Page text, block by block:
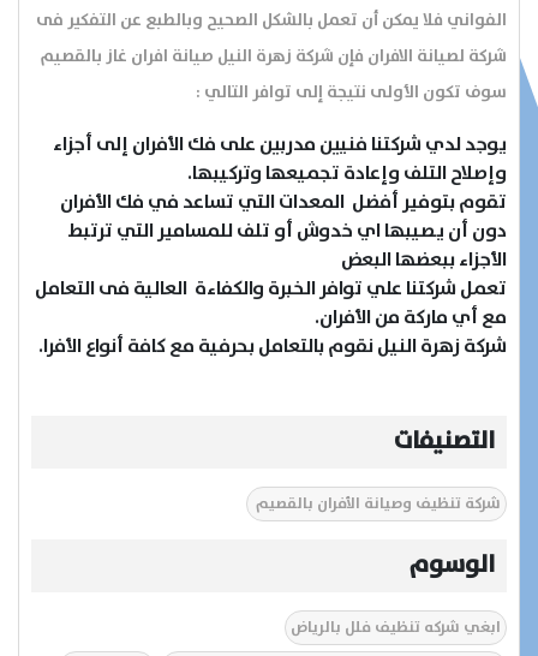
الفواني فلا يمكن أن تعمل بالشكل الصحيح وبالطبع عن التفكير فى
شركة لصيانة الافران فإن شركة زهرة النيل صيانة افران غاز بالقصيم
سوف تكون الأولى نتيجة إلى توافر التالي :
يوجد لدي شركتنا فنيين مدربين على فك الأفران إلى أجزاء
وإصلاح التلف وإعادة تجميعها وتركيبها.
تقوم بتوفير أفضل المعدات التي تساعد في فك الأفران
دون أن يصيبها اي خدوش أو تلف للمسامير التي ترتبط
الأجزاء ببعضها البعض
تعمل شركتنا علي توافر الخبرة والكفاءة العالية فى التعامل
مع أي ماركة من الأفران.
شركة زهرة النيل نقوم بالتعامل بحرفية مع كافة أنواع الأفرا.
التصنيفات
شركة تنظيف وصيانة الأفران بالقصيم
الوسوم
ابغي شركه تنظيف فلل بالرياض